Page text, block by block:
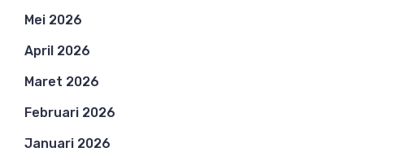
Mei 2026
April 2026
Maret 2026
Februari 2026
Januari 2026